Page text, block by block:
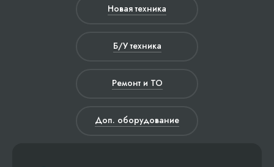
Новая техника
Б/У техника
Ремонт и ТО
Доп. оборудование